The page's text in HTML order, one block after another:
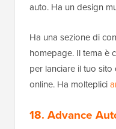
auto. Ha un design
Ha una sezione di
homepage. Il tema è
per lanciare il tuo
online. Ha molteplici
18. Advance